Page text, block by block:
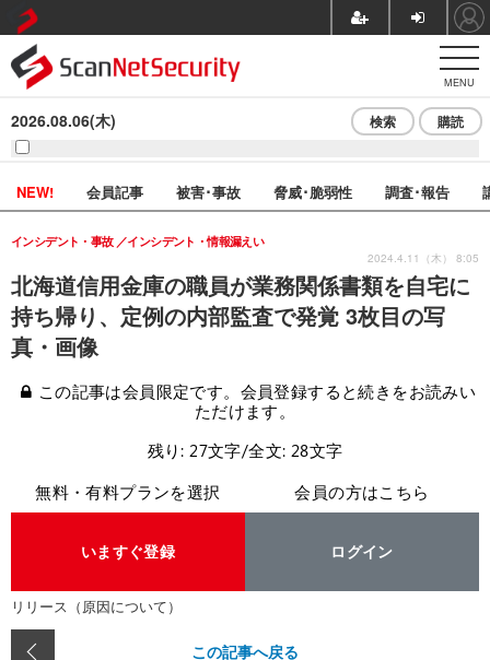
MENU
2026.08.06(木) 検索 購読
NEW! 会員記事 被害･事故 脅威･脆弱性 調査･報告
北海道信用金庫の職員が業務関係書類を自宅に
持ち帰り、定例の内部監査で発覚 3枚目の写
真・画像
インシデント・事故 インシデント・情報漏えい
2024.4.11（木） 8:05
この記事は会員限定です。会員登録すると続きをお読みい
ただけます。
残り: 27文字/全文: 28文字
無料・有料プランを選択
いますぐ登録
会員の方はこちら
ログイン
リリース（原因について）
この記事へ戻る